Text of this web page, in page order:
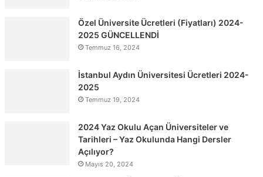
Özel Üniversite Ücretleri (Fiyatları) 2024-
2025 GÜNCELLENDİ
Temmuz 16, 2024
İstanbul Aydın Üniversitesi Ücretleri 2024-
2025
Temmuz 19, 2024
2024 Yaz Okulu Açan Üniversiteler ve
Tarihleri – Yaz Okulunda Hangi Dersler
Açılıyor?
Mayıs 20, 2024